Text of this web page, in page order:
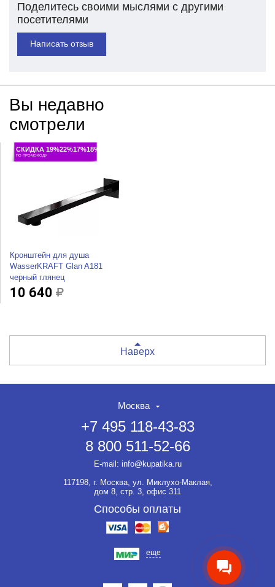
НЕТ СКИДКИ НА ТОВАР?!
ОФОРМЛЯЙТЕ ЗАКАЗ И
ВЫ ПОЛУЧИТЕ ЕЁ ДО 20%
Если товар не участвует ни в
какой акции, оформляйте
заказ и мы предоставим на
него скидку до 20%.
Поделитесь своими мыслями с другими
посетителями
Написать отзыв
Вы недавно
смотрели
СКИДКА 19%22%17%18%
ПО ПРОМОКОДУ
Кронштейн для душа
WasserKRAFT Glan A181
черный глянец
10 640
Наверх
Москва
+7 495 118-43-83
8 800 511-52-66
E-mail: info@kupatika.ru
117198, г. Москва, ул. Миклухо-Маклая,
дом 8, стр. 3, офис 311
Способы оплаты
еще